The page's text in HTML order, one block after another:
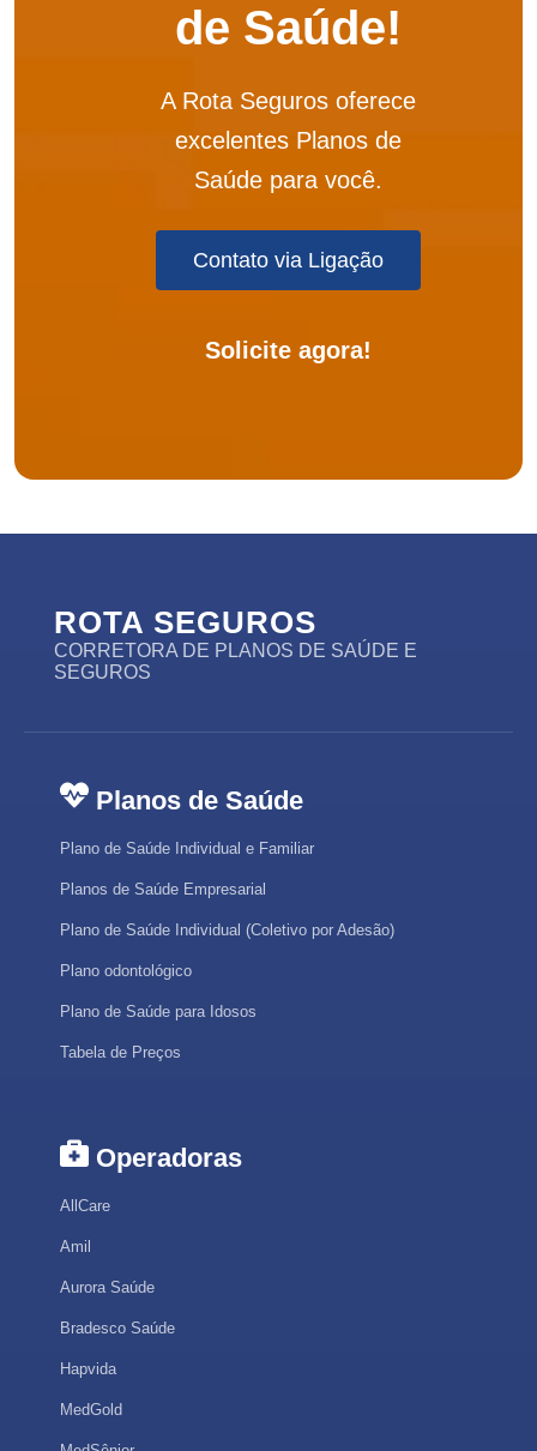
Porto Seguro
Odontoprev
SulAmérica Odonto
de Saúde!
A Rota Seguros oferece
excelentes Planos de
Saúde para você.
Contato via Ligação
Solicite agora!
ROTA SEGUROS
CORRETORA DE PLANOS DE SAÚDE E
SEGUROS
Planos de Saúde
Plano de Saúde Individual e Familiar
Planos de Saúde Empresarial
Plano de Saúde Individual (Coletivo por Adesão)
Plano odontológico
Plano de Saúde para Idosos
Tabela de Preços
Operadoras
AllCare
Amil
Aurora Saúde
Bradesco Saúde
Hapvida
MedGold